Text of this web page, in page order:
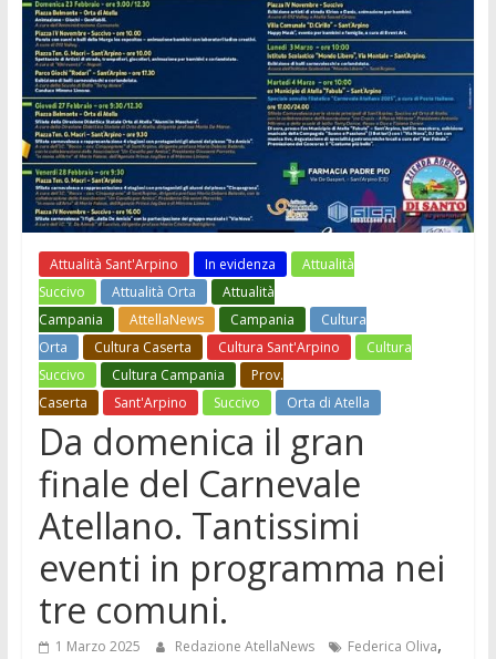
Attualità Sant'Arpino In evidenza
Attualità
Succivo
Attualità Orta
Attualità
Campania
AttellaNews Campania
Cultura
Orta
Cultura Caserta Cultura Sant'Arpino
Cultura
Succivo
Cultura Campania
Prov.
Caserta
Sant'Arpino Succivo Orta di Atella
Da domenica il gran
finale del Carnevale
Atellano. Tantissimi
eventi in programma nei
tre comuni.
1 Marzo 2025 Redazione AtellaNews Federica Oliva,